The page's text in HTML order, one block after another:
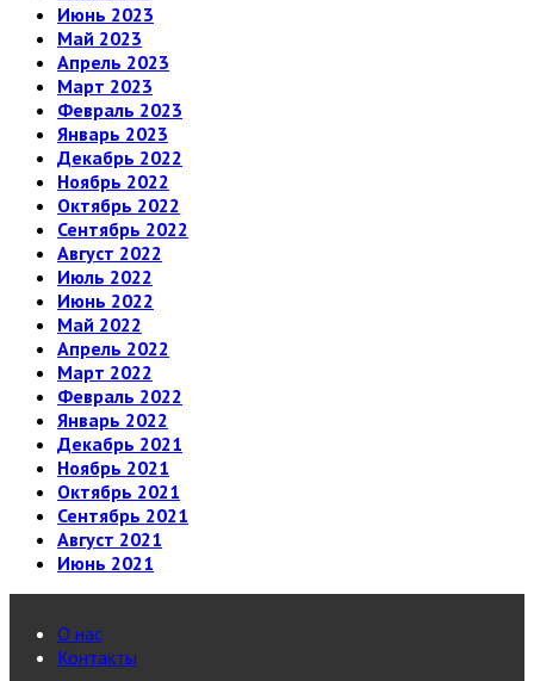
Июнь 2023
Май 2023
Апрель 2023
Март 2023
Февраль 2023
Январь 2023
Декабрь 2022
Ноябрь 2022
Октябрь 2022
Сентябрь 2022
Август 2022
Июль 2022
Июнь 2022
Май 2022
Апрель 2022
Март 2022
Февраль 2022
Январь 2022
Декабрь 2021
Ноябрь 2021
Октябрь 2021
Сентябрь 2021
Август 2021
Июнь 2021
О нас
Контакты